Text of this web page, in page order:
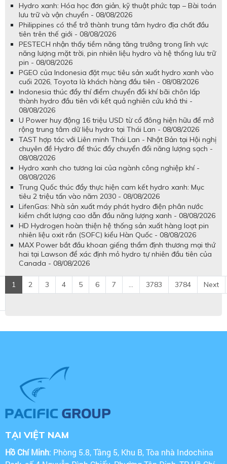
Hydro xanh: Hóa học đơn giản, kỹ thuật phức tạp – Bài toán
lưu trữ và vận chuyển - 08/08/2026
Philippines có thể trở thành trung tâm hydro địa chất đầu
tiên trên thế giới - 08/08/2026
PESTECH nhận thấy tiềm năng tăng trưởng trong lĩnh vực
năng lượng mặt trời, pin nhiên liệu hydro và hệ thống lưu trữ
pin - 08/08/2026
PGEO của Indonesia đặt mục tiêu sản xuất hydro xanh vào
cuối 2026, Toyota là khách hàng đầu tiên - 08/08/2026
Indonesia thúc đẩy thí điểm chuyển đổi khí bãi chôn lấp
thành hydro đầu tiên với kết quả nghiên cứu khả thi -
08/08/2026
U Power huy động 16 triệu USD từ cổ đông hiện hữu để mở
rộng trung tâm dữ liệu hydro tại Thái Lan - 08/08/2026
TAST hợp tác với Liên minh Thái Lan - Nhật Bản tại Hội nghị
chuyên đề Hydro để thúc đẩy chuyển đổi năng lượng sạch -
08/08/2026
Hydro xanh cho tương lai của ngành công nghiệp khí -
08/08/2026
Trung Quốc thúc đẩy thực hiện cam kết hydro xanh: Mục
tiêu 2 triệu tấn vào năm 2030 - 08/08/2026
LifenGas: Nhà sản xuất máy phát hydro điện phân nước
kiềm chất lượng cao dẫn đầu năng lượng xanh - 08/08/2026
HD Hydrogen hoàn thiện hệ thống sản xuất hàng loạt pin
nhiên liệu oxit rắn (SOFC) kiểu Hàn Quốc - 08/08/2026
MAX Power bắt đầu khoan giếng thẩm định thương mại thứ
hai tại Lawson để xác định mỏ hydro tự nhiên đầu tiên của
Canada - 08/08/2026
1 2 3 4 5 6 7 ... 3783 3784 Next
TẠI VIỆT NAM
Hồ Chí Minh: Phòng 5.8, Tầng 5, Khu B, Tòa nhà Indochina